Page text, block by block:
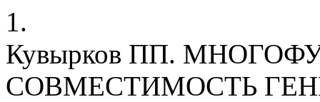
1.
Кувырков ПП.
СОВМЕСТИМОСТЬ